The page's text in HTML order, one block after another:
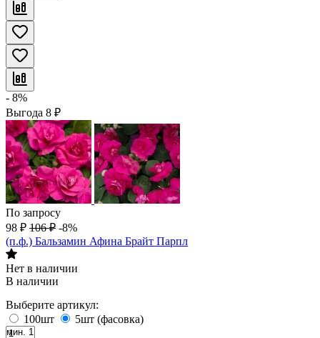
- 8%
Выгода 8 ₽
По запросу
98 ₽ 106 ₽ -8%
(п.ф.) Бальзамин Афина Брайт Парпл
Нет в наличии
В наличии
Выберите артикул:
100шт
5шт (фасовка)
мин. 1